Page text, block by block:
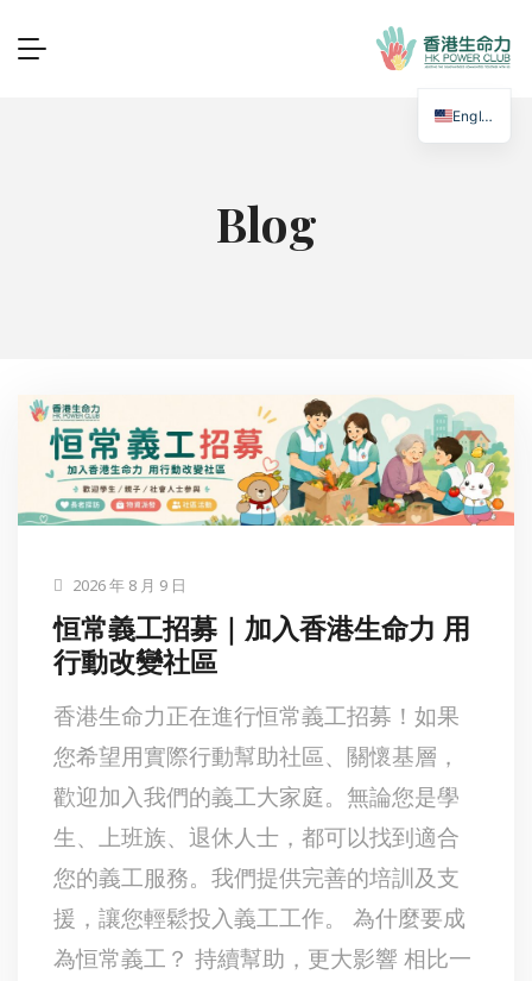
Blog
2026 年 8 月 9 日
恒常義工招募｜加入香港生命力 用
行動改變社區
香港生命力正在進行恒常義工招募！如果
您希望用實際行動幫助社區、關懷基層，
歡迎加入我們的義工大家庭。無論您是學
生、上班族、退休人士，都可以找到適合
您的義工服務。我們提供完善的培訓及支
援，讓您輕鬆投入義工工作。 為什麼要成
為恒常義工？ 持續幫助，更大影響 相比一
English